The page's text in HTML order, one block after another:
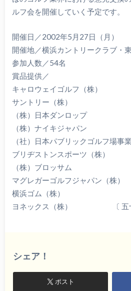
ルフ会を開催していく予定です。
開催日／2002年5月27日（月）
開催地／横浜カントリークラブ・
参加人数／54名
賞品提供／
キャロウェイゴルフ（株）
サントリー（株）
（株）日本ダンロップ
（株）ナイキジャパン
（社）日本パブリックゴルフ場事
ブリヂストンスポーツ（株）
（株）ブロッサム
マグレガーゴルフジャパン（株）
横浜ゴム（株）
ヨネックス（株） 〔 五十
シェア！
ポスト